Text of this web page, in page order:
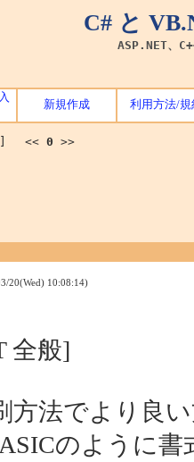
C# と
ASP.NET、
新規作成 利用方法/規
)] << 0 >>
20(Wed) 10:08:14)
全般]
方法でより良
のように